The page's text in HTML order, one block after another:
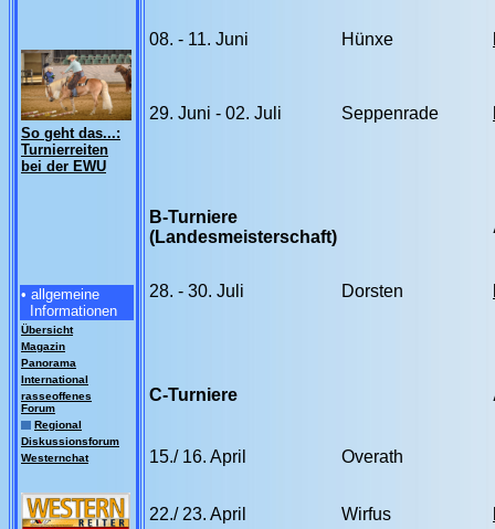
So geht das...:
Turnierreiten
bei der EWU
• allgemeine
Informationen
Übersicht
Magazin
Panorama
International
rasseoffenes
Forum
Regional
Diskussionsforum
Westernchat
08. - 11. Juni Hünxe
29. Juni - 02. Juli Seppenrade
B-Turniere
(Landesmeisterschaft)
28. - 30. Juli Dorsten
C-Turniere
15./ 16. April Overath
22./ 23. April Wirfus